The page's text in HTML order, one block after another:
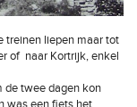
treinen liepen maar tot
of naar Kortrijk, enkel
de twee dagen kon